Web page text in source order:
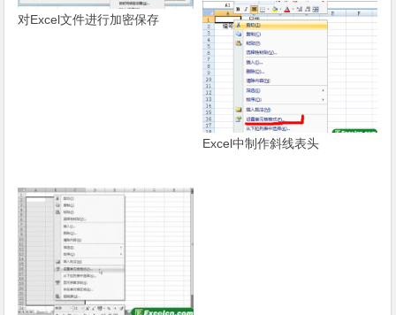
对Excel文件进行加密保存
Excel中制作斜线表头